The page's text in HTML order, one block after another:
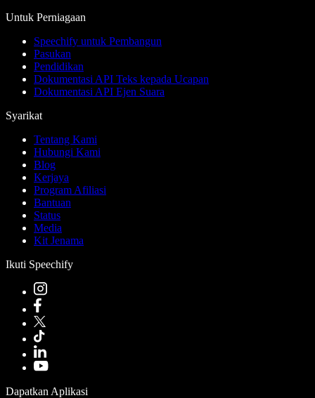
Untuk Perniagaan
Speechify untuk Pembangun
Pasukan
Pendidikan
Dokumentasi API Teks kepada Ucapan
Dokumentasi API Ejen Suara
Syarikat
Tentang Kami
Hubungi Kami
Blog
Kerjaya
Program Afiliasi
Bantuan
Status
Media
Kit Jenama
Ikuti Speechify
Dapatkan Aplikasi